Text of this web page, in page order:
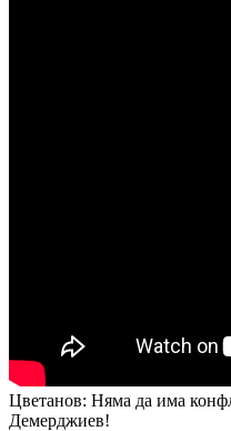
Цветанов: Няма да има
Демерджиев!